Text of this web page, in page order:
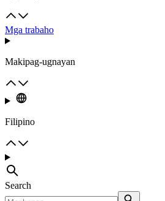
Mga trabaho
Makipag-ugnayan
Filipino
Search